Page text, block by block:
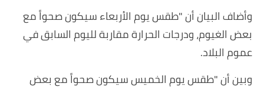
وأضاف البيان أن "طقس يوم الأربعاء سيكون صحواً مع
بعض الغيوم، ودرجات الحرارة مقاربة لليوم السابق في
عموم البلاد.
وبين أن "طقس يوم الخميس سيكون صحواً مع بعض